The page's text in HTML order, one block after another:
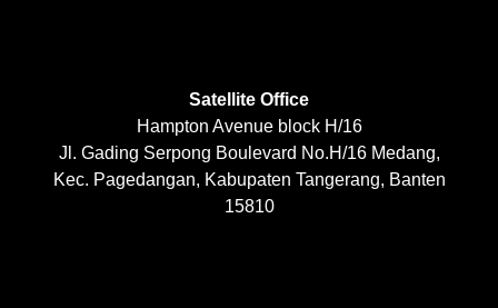
Satellite Office
Hampton Avenue block H/16
Jl. Gading Serpong Boulevard No.H/16 Medang,
Kec. Pagedangan, Kabupaten Tangerang, Banten
15810